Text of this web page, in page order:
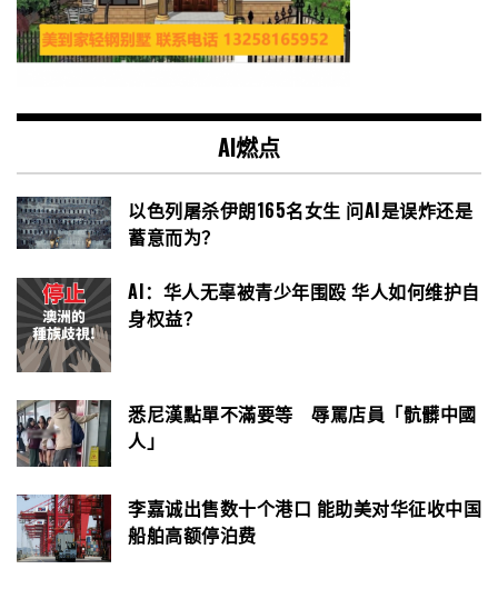
AI燃点
以色列屠杀伊朗165名女生 问AI是误炸还是
蓄意而为？
AI：华人无辜被青少年围殴 华人如何维护自
身权益？
悉尼漢點單不滿要等 辱罵店員「骯髒中國
人」
李嘉诚出售数十个港口 能助美对华征收中国
船舶高额停泊费